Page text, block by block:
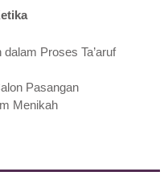
Proses Ta’aruf
Pasangan
Menikah